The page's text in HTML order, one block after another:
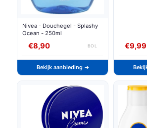
Nivea - Douchegel - Splashy
Ocean - 250ml
€8,90 BOL
Bekijk aanbieding →
€9,99